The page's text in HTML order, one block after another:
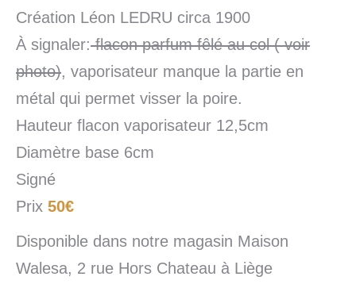
Création Léon LEDRU circa 1900
À signaler:flacon parfum fêlé au col ( voir
photo), vaporisateur manque la partie en
métal qui permet visser la poire.
Hauteur flacon vaporisateur 12,5cm
Diamètre base 6cm
Signé
Prix 50€
Disponible dans notre magasin Maison
Walesa, 2 rue Hors Chateau à Liège